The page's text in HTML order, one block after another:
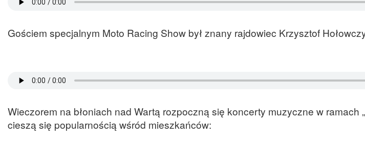
Gościem specjalnym Moto Racing Show był znany rajdowiec Krzysztof
Wieczorem na błoniach nad Wartą rozpoczną się koncerty muzyczne w ramach
cieszą się popularnością wśród mieszkańców: